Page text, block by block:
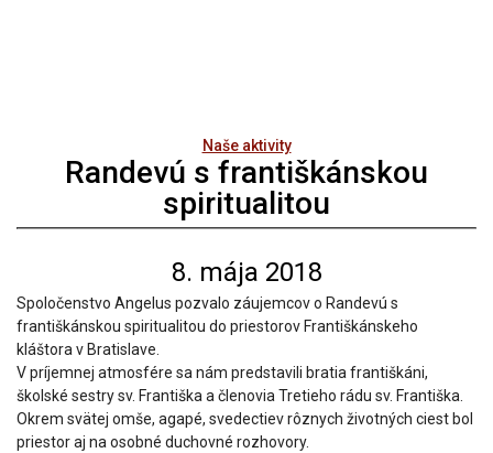
Naše aktivity
Randevú s františkánskou
spiritualitou
8. mája 2018
Spoločenstvo Angelus pozvalo záujemcov o Randevú s
františkánskou spiritualitou do priestorov Františkánskeho
kláštora v Bratislave.
V príjemnej atmosfére sa nám predstavili bratia františkáni,
školské sestry sv. Františka a členovia Tretieho rádu sv. Františka.
Okrem svätej omše, agapé, svedectiev rôznych životných ciest bol
priestor aj na osobné duchovné rozhovory.